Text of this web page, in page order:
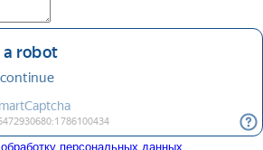
обработку персональных данных